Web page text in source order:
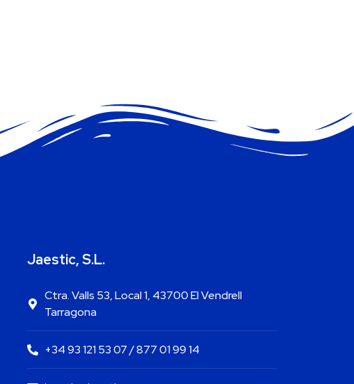
Jaestic, S.L.
Ctra. Valls 53, Local 1, 43700 El Vendrell
Tarragona
+34 93 121 53 07 / 877 01 99 14